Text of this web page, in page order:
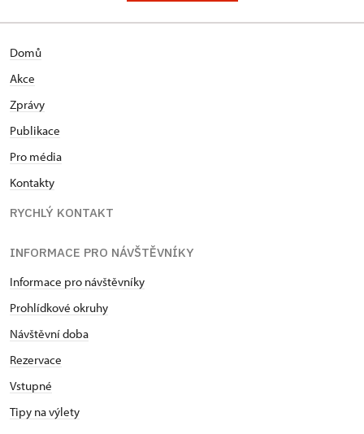
Domů
Akce
Zprávy
Publikace
Pro média
Kontakty
RYCHLÝ KONTAKT
INFORMACE PRO NÁVŠTĚVNÍKY
Informace pro návštěvníky
Prohlídkové okruhy
Návštěvní doba
Rezervace
Vstupné
Tipy na výlety